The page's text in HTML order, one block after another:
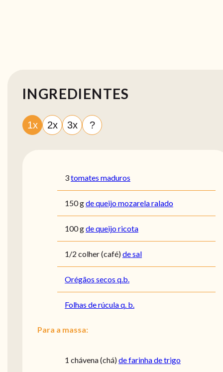
INGREDIENTES
1x 2x 3x ?
3tomates maduros
150gde queijo mozarela ralado
100gde queijo ricota
1/2 colher (café)de sal
Orégãos secos q.b.
Folhas de rúcula q. b.
Para a massa:
1 chávena (chá)de farinha de trigo